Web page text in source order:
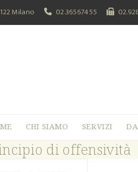
Milano 02.36567455
CHI SIAMO SERVIZI
di offensività